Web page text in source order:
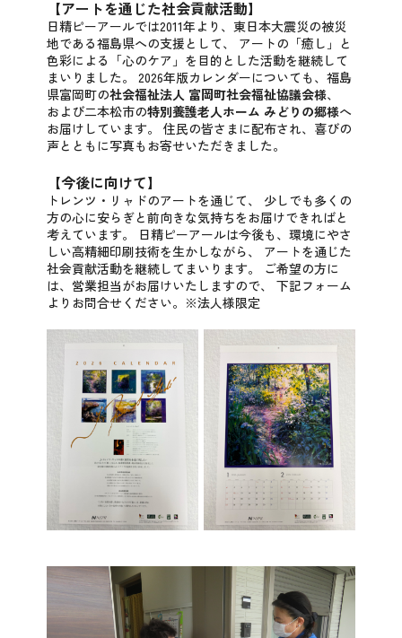
【アートを通じた社会貢献活動】
日精ピーアールでは2011年より、東日本大震災の被災
地である福島県への支援として、
アートの「癒し」と
色彩による「心のケア」を目的とした活動を継続して
まいりました。
2026年版カレンダーについても、福島
県富岡町の社会福祉法人 富岡町社会福祉協議会様、
および二本松市の特別養護老人ホーム みどりの郷様へ
お届けしています。
住民の皆さまに配布され、喜びの
声とともに写真もお寄せいただきました。
【今後に向けて】
トレンツ・リャドのアートを通じて、
少しでも多くの
方の心に安らぎと前向きな気持ちをお届けできればと
考えています。
日精ピーアールは今後も、環境にやさ
しい高精細印刷技術を生かしながら、
アートを通じた
社会貢献活動を継続してまいります。
ご希望の方に
は、営業担当がお届けいたしますので、
下記フォーム
よりお問合せください。※法人様限定